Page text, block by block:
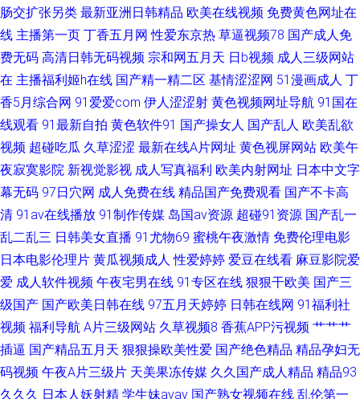
在线看 免费黄色三级片 日韩精品国产乱码久 91黄现看极品黑丝 日韩成人色
网 97欧美浮力 欧美日韩色网站 福利影院你懂的 91A成人色网 国产ts在线观
看 少妇熟女一区二区 国产avv福利播放 欧美欧美人妖 91看片成人版免费看
娘丝袜足交故事 91另类精品日韩欧美 久久黄色天堂网 91TV国产成人福利 久
久亚洲熟妇中文字幕 久久豆花 91豆花10 老司机福利精品 91拍黄 美日综合
网 91含羞草 精品一二三四匹 91爱爱片 国产精品一区在线懂色 亚洲色情天堂
大香蕉福利院
肠交扩张另类 最新亚洲日韩精品 欧美在线视频 免费黄色网址在
线 主播第一页 丁香五月网 性爱东京热 草逼视频78 国产成人免
费无码 高清日韩无码视频 宗和网五月天 日b视频 成人三级网站
在 主播福利姬h在线 国产精一精二区 基情涩涩网 51漫画成人 丁
香5月综合网 91爱爱com 伊人涩涩射 黄色视频网址导航 91国在
线观看 91最新自拍 黄色软件91 国产操女人 国产乱人 欧美乱欲
视频 超碰吃瓜 久草涩涩 最新在线A片网址 黄色视屏网站 欧美午
夜寂寞影院 新视觉影视 成人写真福利 欧美内射网址 日本中文字
幕无码 97日穴网 成人免费在线 精品国产免费观看 国产不卡高
清 91av在线播放 91制作传媒 岛国av资源 超碰91资源 国产乱一
乱二乱三 日韩美女直播 91尤物69 蜜桃午夜激情 免费伦理电影
日本电影伦理片 黄瓜视频成人 性爱婷婷 爱豆在线看 麻豆影院爱
爱 成人软件视频 午夜宅男在线 91专区在线 狠狠干欧美 国产三
级国产 国产欧美日韩在线 97五月天婷婷 日韩在线网 91福利社
视频 福利导航 A片三级网站 久草视频8 香蕉APP污视频 艹艹艹
插逼 国产精品五月天 狠狠操欧美性爱 国产绝色精品 精品孕妇无
码视频 午夜A片三级片 天美果冻传媒 久久国产成人精品 精品93
久久久 日本人妖射精 学生妹avav 国产熟女视频在线 乱伦第一